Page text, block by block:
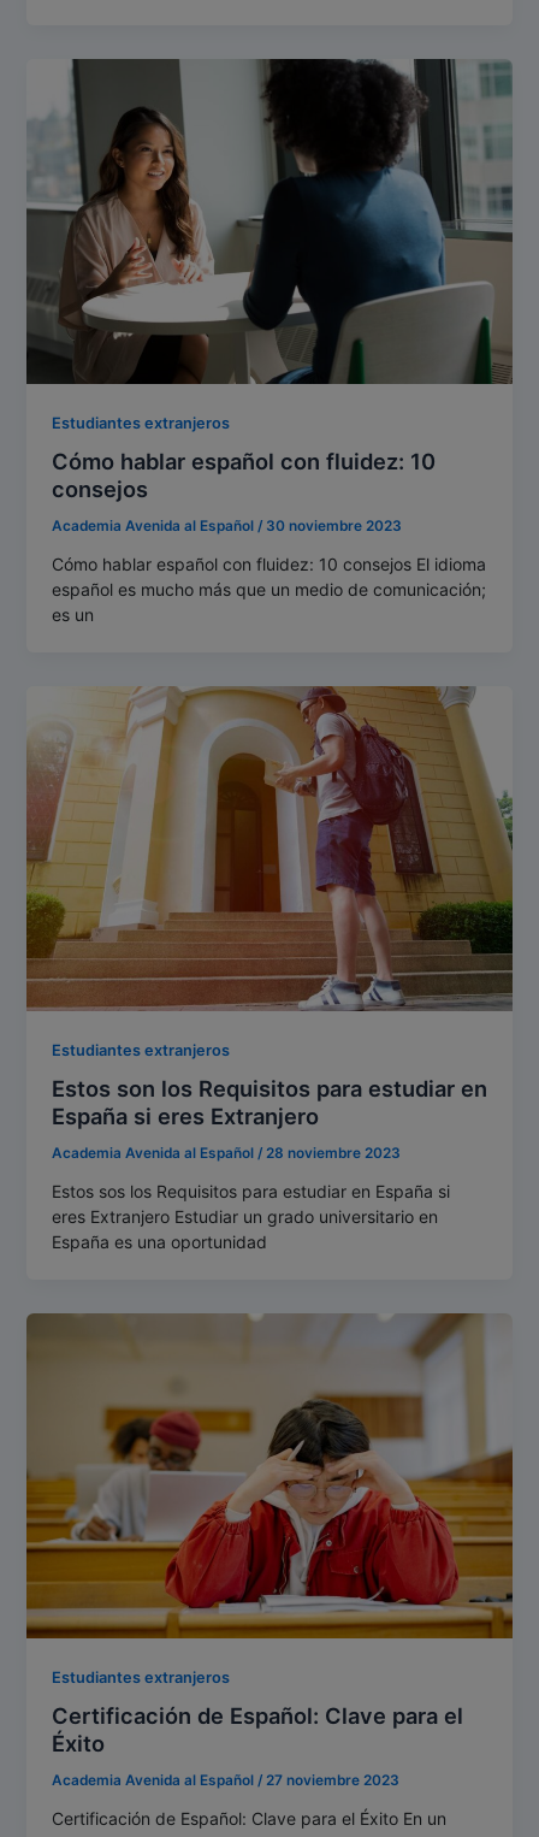
Estudiantes extranjeros
Cómo hablar español con fluidez: 10
consejos
Academia Avenida al Español / 30 noviembre 2023
Cómo hablar español con fluidez: 10 consejos El idioma
español es mucho más que un medio de comunicación;
es un
Estudiantes extranjeros
Estos son los Requisitos para estudiar en
España si eres Extranjero
Academia Avenida al Español / 28 noviembre 2023
Estos sos los Requisitos para estudiar en España si
eres Extranjero Estudiar un grado universitario en
España es una oportunidad
Estudiantes extranjeros
Certificación de Español: Clave para el
Éxito
Academia Avenida al Español / 27 noviembre 2023
Certificación de Español: Clave para el Éxito En un